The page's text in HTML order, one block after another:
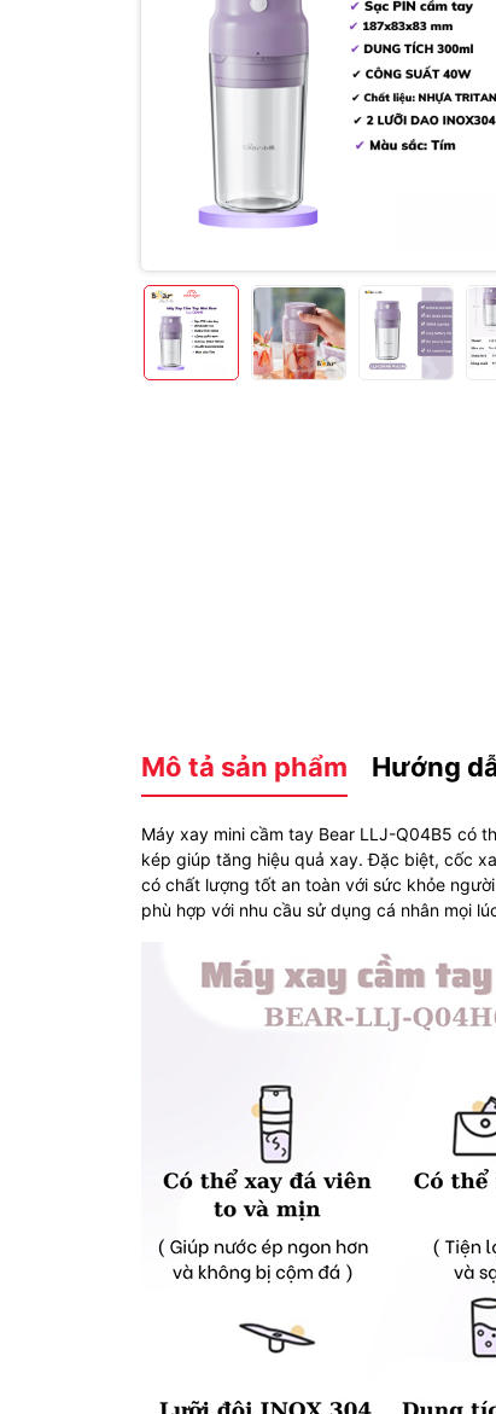
Mô tả sản phẩm Hướng
Máy xay mini cầm tay Bear LLJ-Q04B5 có
kép giúp tăng hiệu quả xay. Đặc biệt, cốc
có chất lượng tốt an toàn với sức khỏe
phù hợp với nhu cầu sử dụng cá nhân mọi